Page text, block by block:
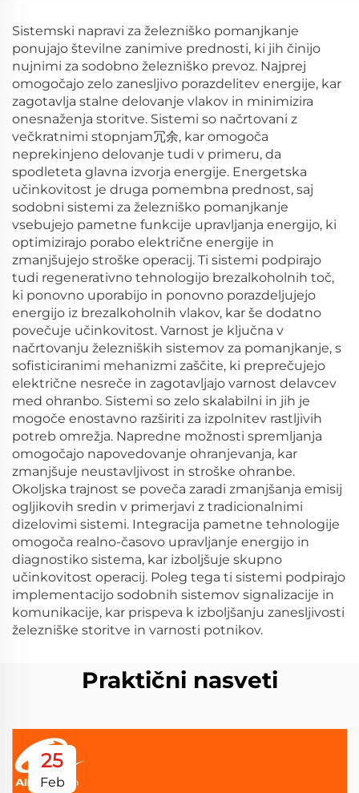
Sistemski napravi za železniško pomanjkanje
ponujajo številne zanimive prednosti, ki jih činijo
nujnimi za sodobno železniško prevoz. Najprej
omogočajo zelo zanesljivo porazdelitev energije, kar
zagotavlja stalne delovanje vlakov in minimizira
onesnaženja storitve. Sistemi so načrtovani z
večkratnimi stopnjam冗余, kar omogoča
neprekinjeno delovanje tudi v primeru, da
spodleteta glavna izvorja energije. Energetska
učinkovitost je druga pomembna prednost, saj
sodobni sistemi za železniško pomanjkanje
vsebujejo pametne funkcije upravljanja energijo, ki
optimizirajo porabo električne energije in
zmanjšujejo stroške operacij. Ti sistemi podpirajo
tudi regenerativno tehnologijo brezalkoholnih toč,
ki ponovno uporabijo in ponovno porazdeljujejo
energijo iz brezalkoholnih vlakov, kar še dodatno
povečuje učinkovitost. Varnost je ključna v
načrtovanju železniških sistemov za pomanjkanje, s
sofisticiranimi mehanizmi zaščite, ki preprečujejo
električne nesreče in zagotavljajo varnost delavcev
med ohranbo. Sistemi so zelo skalabilni in jih je
mogoče enostavno razširiti za izpolnitev rastljivih
potreb omrežja. Napredne možnosti spremljanja
omogočajo napovedovanje ohranjevanja, kar
zmanjšuje neustavljivost in stroške ohranbe.
Okoljska trajnost se poveča zaradi zmanjšanja emisij
ogljikovih sredin v primerjavi z tradicionalnimi
dizelovimi sistemi. Integracija pametne tehnologije
omogoča realno-časovo upravljanje energijo in
diagnostiko sistema, kar izboljšuje skupno
učinkovitost operacij. Poleg tega ti sistemi podpirajo
implementacijo sodobnih sistemov signalizacije in
komunikacije, kar prispeva k izboljšanju zanesljivosti
železniške storitve in varnosti potnikov.
Praktični nasveti
25
Feb